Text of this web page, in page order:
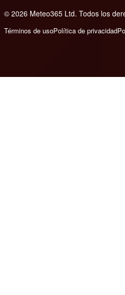
© 2026 Meteo365 Ltd. Todos los
Términos de usoPolítica de privacidad